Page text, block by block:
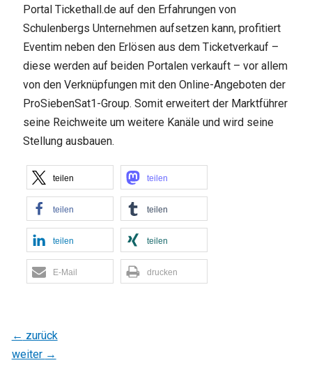
Portal Tickethall.de auf den Erfahrungen von
Schulenbergs Unternehmen aufsetzen kann, profitiert
Eventim neben den Erlösen aus dem Ticketverkauf –
diese werden auf beiden Portalen verkauft – vor allem
von den Verknüpfungen mit den Online-Angeboten der
ProSiebenSat1-Group. Somit erweitert der Marktführer
seine Reichweite um weitere Kanäle und wird seine
Stellung ausbauen.
teilen teilen
teilen teilen
teilen teilen
E-Mail drucken
← zurück
weiter →